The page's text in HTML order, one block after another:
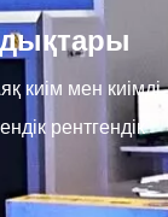
киім мен киімді
рентгендік